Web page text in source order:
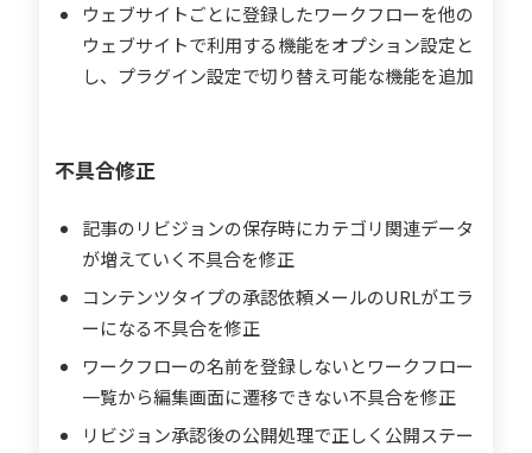
ウェブサイトごとに登録したワークフローを他の
ウェブサイトで利用する機能をオプション設定と
し、プラグイン設定で切り替え可能な機能を追加
不具合修正
記事のリビジョンの保存時にカテゴリ関連データ
が増えていく不具合を修正
コンテンツタイプの承認依頼メールのURLがエラ
ーになる不具合を修正
ワークフローの名前を登録しないとワークフロー
一覧から編集画面に遷移できない不具合を修正
リビジョン承認後の公開処理で正しく公開ステー